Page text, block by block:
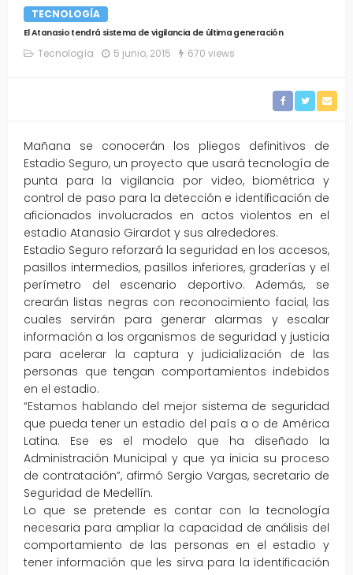
TECNOLOGÍA
El Atanasio tendrá sistema de vigilancia de última generación
Tecnología 5 junio, 2015 670 views
Mañana se conocerán los pliegos definitivos de
Estadio Seguro, un proyecto que usará tecnología de
punta para la vigilancia por video, biométrica y
control de paso para la detección e identificación de
aficionados involucrados en actos violentos en el
estadio Atanasio Girardot y sus alrededores.
Estadio Seguro reforzará la seguridad en los accesos,
pasillos intermedios, pasillos inferiores, graderías y el
perímetro del escenario deportivo. Además, se
crearán listas negras con reconocimiento facial, las
cuales servirán para generar alarmas y escalar
información a los organismos de seguridad y justicia
para acelerar la captura y judicialización de las
personas que tengan comportamientos indebidos
en el estadio.
“Estamos hablando del mejor sistema de seguridad
que pueda tener un estadio del país a o de América
Latina. Ese es el modelo que ha diseñado la
Administración Municipal y que ya inicia su proceso
de contratación”, afirmó Sergio Vargas, secretario de
Seguridad de Medellín.
Lo que se pretende es contar con la tecnología
necesaria para ampliar la capacidad de análisis del
comportamiento de las personas en el estadio y
tener información que les sirva para la identificación